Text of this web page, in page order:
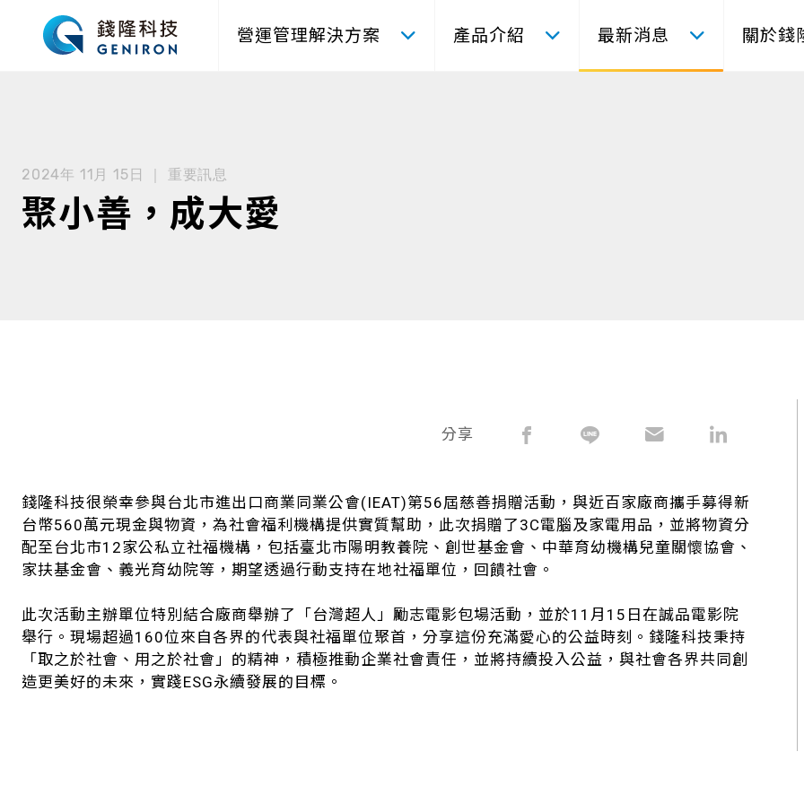
營運管理解決方案 產品介紹 最新消息 關於錢
2024年 11月 15日 ｜ 重要訊息
聚小善，成大愛
分享
錢隆科技很榮幸參與台北市進出口商業同業公會(IEAT)第56屆慈善捐贈活動，與近百家廠商攜手募得新
台幣560萬元現金與物資，為社會福利機構提供實質幫助，此次捐贈了3C電腦及家電用品，並將物資分
配至台北市12家公私立社福機構，包括臺北市陽明教養院、創世基金會、中華育幼機構兒童關懷協會、
家扶基金會、義光育幼院等，期望透過行動支持在地社福單位，回饋社會。
此次活動主辦單位特別結合廠商舉辦了「台灣超人」勵志電影包場活動，並於11月15日在誠品電影院
舉行。現場超過160位來自各界的代表與社福單位聚首，分享這份充滿愛心的公益時刻。錢隆科技秉持
「取之於社會、用之於社會」的精神，積極推動企業社會責任，並將持續投入公益，與社會各界共同創
造更美好的未來，實踐ESG永續發展的目標。